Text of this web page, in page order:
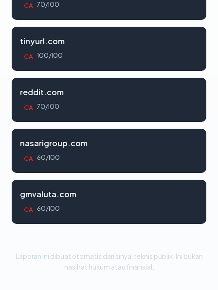
CA 70/100
tinyurl.com
CA 100/100
reddit.com
CA 70/100
nasarigroup.com
CA 60/100
gmvaluta.com
CA 60/100
Laporan ini dibuat otomatis dari sinyal teknis publik. Ini bukan
nasihat hukum atau finansial.